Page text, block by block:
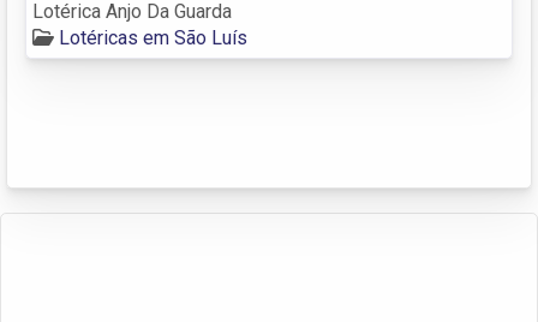
Lotérica Anjo Da Guarda
Lotéricas em São Luís